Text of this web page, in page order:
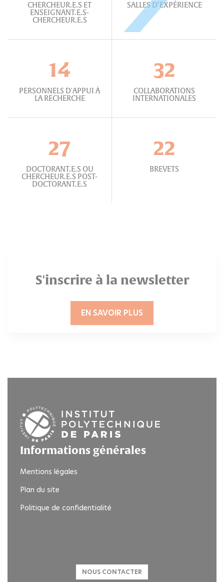
CHERCHEUR.E.S ET
ENSEIGNANT.E.S-
CHERCHEUR.E.S
14
PERSONNELS D'APPUI À
LA RECHERCHE
27
DOCTORANT.E.S OU
CHERCHEUR.E.S POST-
DOCTORANT.E.S
SALLES D’EXPÉRIENCE
32
COLLABORATIONS
INTERNATIONALES
22
BREVETS
S'inscrire à la newsletter
EN SAVOIR PLUS
Informations générales
Mentions légales
Plan du site
Politique de confidentialité
NOUS CONTACTER